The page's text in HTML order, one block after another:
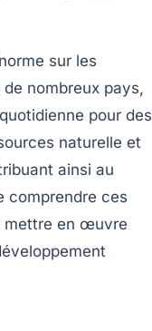
sur les
nombreux pays,
pour des
naturelle et
ainsi au
comprendre ces
mettre en œuvre